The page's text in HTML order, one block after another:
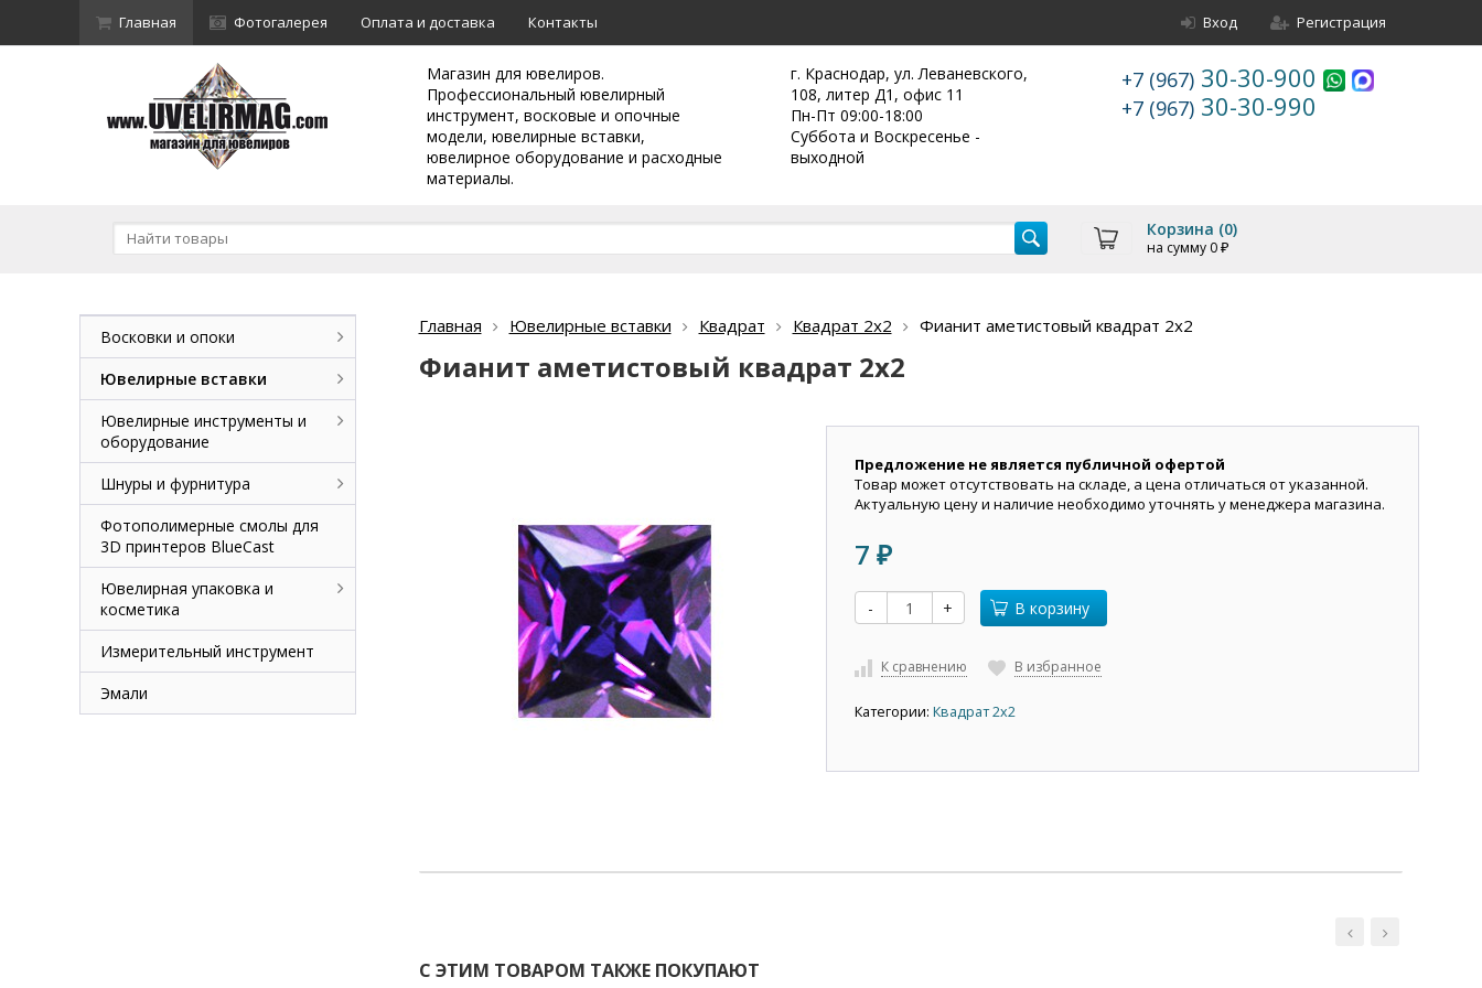
Главная Фотогалерея Оплата и доставка Контакты Вход Регистрация
Магазин для ювелиров.
Профессиональный ювелирный
инструмент, восковые и опочные
модели, ювелирные вставки,
ювелирное оборудование и расходные
материалы.
г. Краснодар, ул. Леваневского,
108, литер Д1, офис 11
Пн-Пт 09:00-18:00
Суббота и Воскресенье -
выходной
+7 (967) 30-30-900
+7 (967) 30-30-990
Корзина (0)
на сумму 0 ₽
Главная Ювелирные вставки Квадрат Квадрат 2х2 Фианит аметистовый квадрат 2х2
Фианит аметистовый квадрат 2х2
Предложение не является публичной офертой
Товар может отсутствовать на складе, а цена отличаться от указанной.
Актуальную цену и наличие необходимо уточнять у менеджера магазина.
7 ₽
- + В корзину
К сравнению В избранное
Категории: Квадрат 2х2
С ЭТИМ ТОВАРОМ ТАКЖЕ ПОКУПАЮТ
Восковки и опоки
Ювелирные вставки
Ювелирные инструменты и
оборудование
Шнуры и фурнитура
Фотополимерные смолы для
3D принтеров BlueCast
Ювелирная упаковка и
косметика
Измерительный инструмент
Эмали